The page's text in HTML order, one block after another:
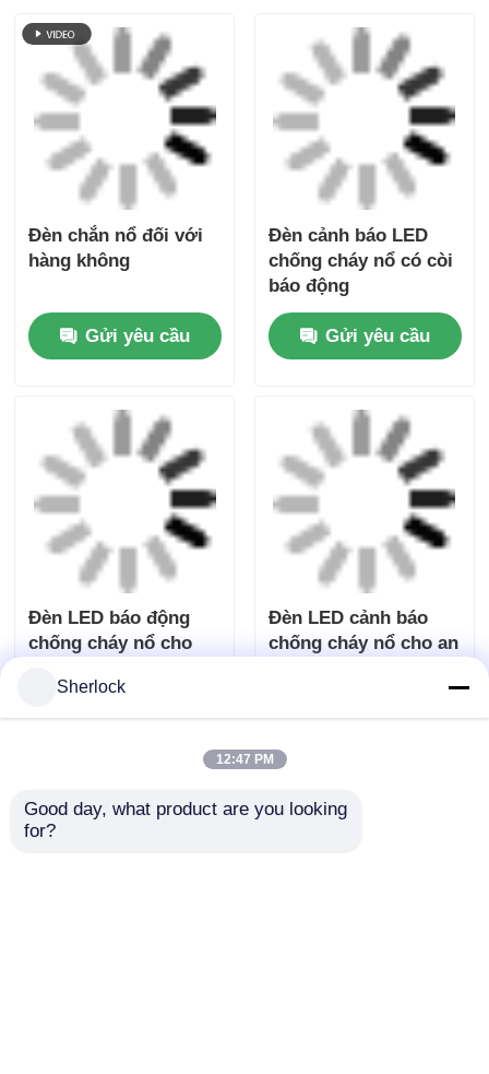
Sản phẩm khuyến cáo
Gửi yêu cầu
báo động
Gửi yêu cầu
Vùng 1 &amp; Vùng 2
Đèn LED cảnh báo
toàn thực vật
Sherlock
12:47 PM
Good day, what product are you looking
for?